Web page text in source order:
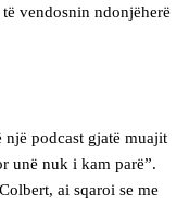
vendosnin ndonjëherë
podcast gjatë muajit
unë nuk i kam parë”.
ai sqaroi se me